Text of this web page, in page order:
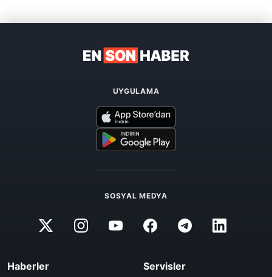
UYGULAMA
SOSYAL MEDYA
Haberler Servisler